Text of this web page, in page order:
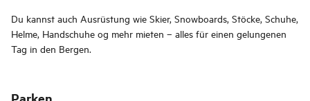
Du kannst auch Ausrüstung wie Skier, Snowboards, Stöcke, Schuhe,
Helme, Handschuhe og mehr mieten – alles für einen gelungenen
Tag in den Bergen.